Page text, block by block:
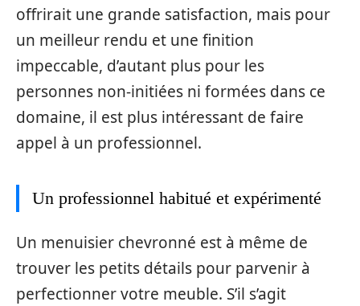
offrirait une grande satisfaction, mais pour
un meilleur rendu et une finition
impeccable, d’autant plus pour les
personnes non-initiées ni formées dans ce
domaine, il est plus intéressant de faire
appel à un professionnel.
Un professionnel habitué et expérimenté
Un menuisier chevronné est à même de
trouver les petits détails pour parvenir à
perfectionner votre meuble. S’il s’agit